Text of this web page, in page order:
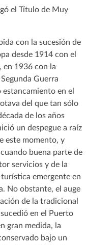
el Título de Muy
con la sucesión de
desde 1914 con el
en 1936 con la
Guerra
en el
del que tan sólo
de los años
un despegue a raíz
este momento, y
buena parte de
servicios y de la
emergente en
No obstante, el auge
de la tradicional
en el Puerto
gran medida, la
bajo un